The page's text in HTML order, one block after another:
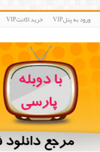
ورود به پنلVIP خرید اکانتVIP